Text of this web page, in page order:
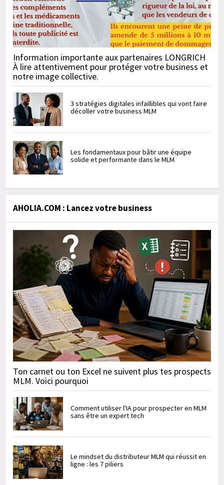
Information importante aux partenaires LONGRICH
À lire attentivement pour protéger votre business et
notre image collective.
3 stratégies digitales infaillibles qui vont faire
décoller votre business MLM
Les fondamentaux pour bâtir une équipe
solide et performante dans le MLM
AHOLIA.COM : Lancez votre business
Ton carnet ou ton Excel ne suivent plus tes prospects
MLM. Voici pourquoi
Comment utiliser l'IA pour prospecter en MLM
sans être un expert tech
Le mindset du distributeur MLM qui réussit en
ligne : les 7 piliers